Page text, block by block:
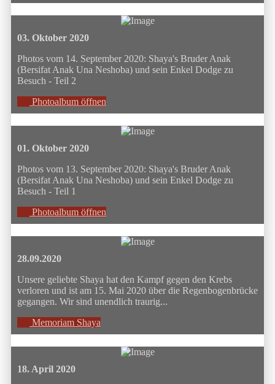
03. Oktober 2020
Photos vom 14. September 2020: Shaya's Bruder Anak
(Bersifat Anak Una Neshoba) und sein Enkel Dodge zu
Besuch - Teil 2
Photoalbum öffnen
01. Oktober 2020
Photos vom 13. September 2020: Shaya's Bruder Anak
(Bersifat Anak Una Neshoba) und sein Enkel Dodge zu
Besuch - Teil 1
Photoalbum öffnen
28.09.2020
Unsere geliebte Shaya hat den Kampf gegen den Krebs
verloren und ist am 15. Mai 2020 über die Regenbogenbrücke
gegangen. Wir sind unendlich traurig...
Memoriam Shaya
18. April 2020